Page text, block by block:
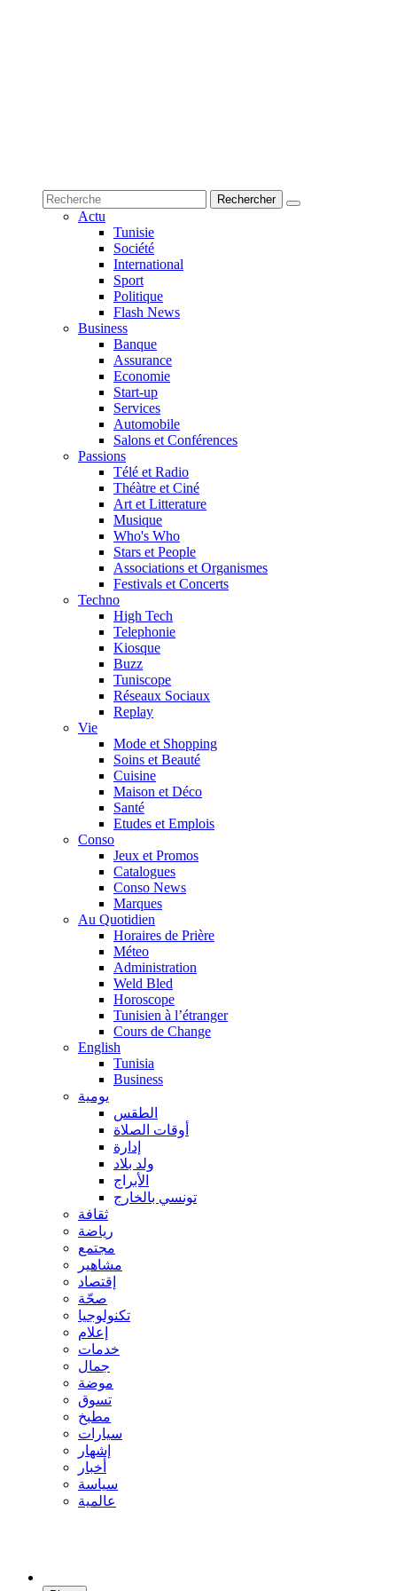
Actu
Tunisie
Société
International
Sport
Politique
Flash News
Business
Banque
Assurance
Economie
Start-up
Services
Automobile
Salons et Conférences
Passions
Télé et Radio
Théàtre et Ciné
Art et Litterature
Musique
Who's Who
Stars et People
Associations et Organismes
Festivals et Concerts
Techno
High Tech
Telephonie
Kiosque
Buzz
Tuniscope
Réseaux Sociaux
Replay
Vie
Mode et Shopping
Soins et Beauté
Cuisine
Maison et Déco
Santé
Etudes et Emplois
Conso
Jeux et Promos
Catalogues
Conso News
Marques
Au Quotidien
Horaires de Prière
Méteo
Administration
Weld Bled
Horoscope
Tunisien à l’étranger
Cours de Change
English
Tunisia
Business
يومية
الطقس
أوقات الصلاة
إدارة
ولد بلاد
الأبراج
تونسي بالخارج
ثقافة
رياضة
مجتمع
مشاهير
إقتصاد
صحّة
تكنولوجيا
إعلام
خدمات
جمال
موضة
تسوق
مطبخ
سيارات
إشهار
أخبار
سياسة
عالمية